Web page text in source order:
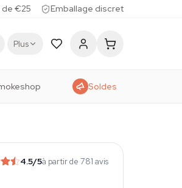
de €25 Emballage discret
Plus
Soldes
4.5/5à partir de 781 avis